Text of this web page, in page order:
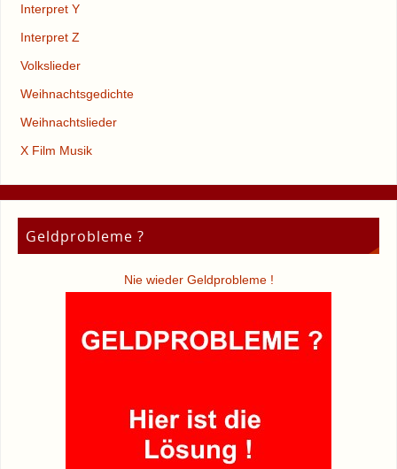
Interpret Y
Interpret Z
Volkslieder
Weihnachtsgedichte
Weihnachtslieder
X Film Musik
Geldprobleme ?
Nie wieder Geldprobleme !